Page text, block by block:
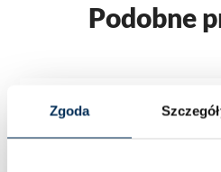
Zgoda
Podobne